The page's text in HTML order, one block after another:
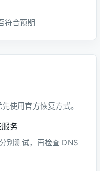
符合预期
使用官方恢复方式。
务
别测试，再检查 DNS